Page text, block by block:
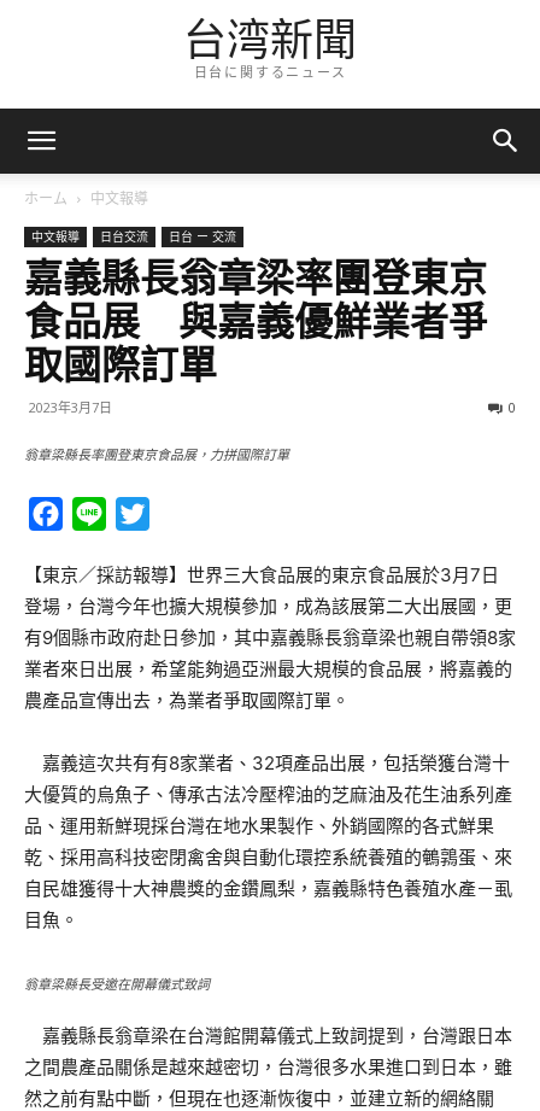
台湾新聞
日台に関するニュース
ホーム 中文報導
中文報導 日台交流 日台 ー 交流
嘉義縣長翁章梁率團登東京
食品展 與嘉義優鮮業者爭
取國際訂單
2023年3月7日 0
翁章梁縣長率團登東京食品展，力拼國際訂單
Facebook
Line
【東京／採訪報導】世界三大食品展的東京食品展於3月7日
登場，台灣今年也擴大規模參加，成為該展第二大出展國，更
有9個縣市政府赴日參加，其中嘉義縣長翁章梁也親自帶領8家
業者來日出展，希望能夠過亞洲最大規模的食品展，將嘉義的
農產品宣傳出去，為業者爭取國際訂單。
嘉義這次共有有8家業者、32項產品出展，包括榮獲台灣十
大優質的烏魚子、傳承古法冷壓榨油的芝麻油及花生油系列產
品、運用新鮮現採台灣在地水果製作、外銷國際的各式鮮果
乾、採用高科技密閉禽舍與自動化環控系統養殖的鵪鶉蛋、來
自民雄獲得十大神農獎的金鑽鳳梨，嘉義縣特色養殖水產－虱
目魚。
翁章梁縣長受邀在開幕儀式致詞
嘉義縣長翁章梁在台灣館開幕儀式上致詞提到，台灣跟日本
之間農產品關係是越來越密切，台灣很多水果進口到日本，雖
然之前有點中斷，但現在也逐漸恢復中，並建立新的網絡關